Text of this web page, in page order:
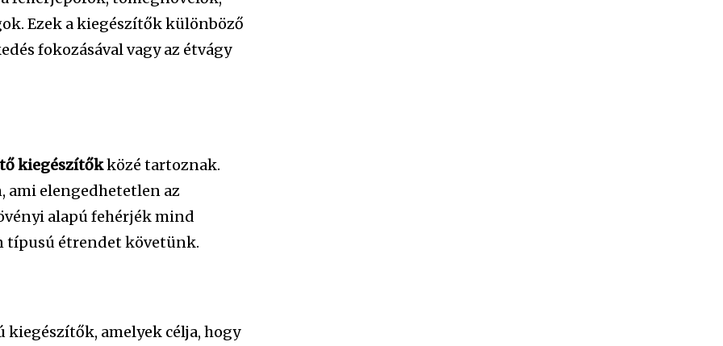
Ezek a kiegészítők különböző
fokozásával vagy az étvágy
kiegészítőkközé tartoznak.
ami elengedhetetlen az
alapú fehérjék mind
típusú étrendet követünk.
amelyek célja, hogy